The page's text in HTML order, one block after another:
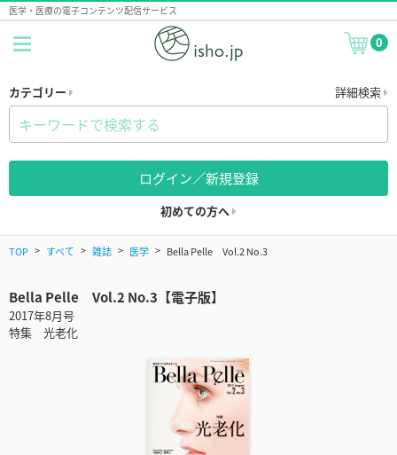
医学・医療の電子コンテンツ配信サービス
0
カテゴリー 詳細検索
ログイン／新規登録
初めての方へ
TOP すべて 雑誌 医学 Bella Pelle Vol.2 No.3
Bella Pelle Vol.2 No.3【電子版】
2017年8月号
特集 光老化